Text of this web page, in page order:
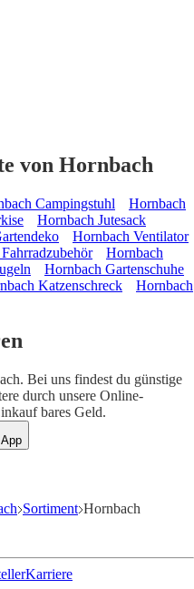
von Hornbach
Campingstuhl
Hornbach
Hornbach Jutesack
Hornbach Ventilator
Hornbach
Hornbach Gartenschuhe
Katzenschreck
Hornbach
Bei uns findest du günstige
durch unsere Online-
bares Geld.
Sortiment Hornbach
Karriere